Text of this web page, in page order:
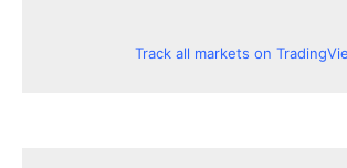
Track all markets on